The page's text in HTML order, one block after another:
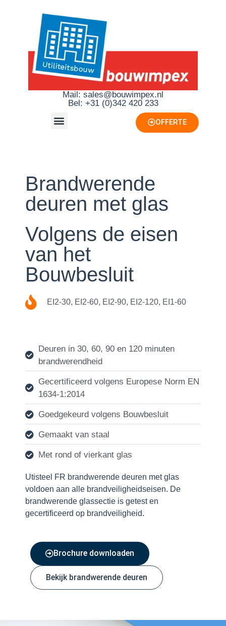
Mail: sales@bouwimpex.nl
Bel: +31 (0)342 420 233
OFFERTE
Brandwerende
deuren met glas
Volgens de eisen
van het
Bouwbesluit
EI2-30, EI2-60, EI2-90, EI2-120, EI1-60
Deuren in 30, 60, 90 en 120 minuten
brandwerendheid
Gecertificeerd volgens Europese Norm EN
1634-1:2014
Goedgekeurd volgens Bouwbesluit
Gemaakt van staal
Met rond of vierkant glas
Utisteel FR brandwerende deuren met glas
voldoen aan alle brandveiligheidseisen. De
brandwerende glassectie is getest en
gecertificeerd op brandveiligheid.
Brochure downloaden
Bekijk brandwerende deuren